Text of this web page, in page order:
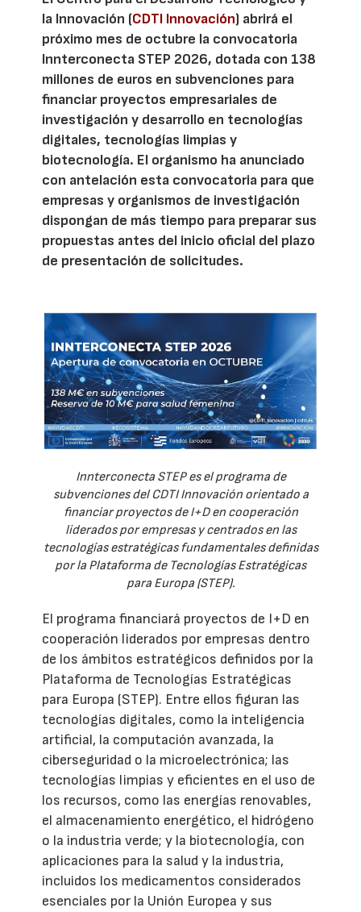
la Innovación (CDTI Innovación) abrirá el
próximo mes de octubre la convocatoria
Innterconecta STEP 2026, dotada con 138
millones de euros en subvenciones para
financiar proyectos empresariales de
investigación y desarrollo en tecnologías
digitales, tecnologías limpias y
biotecnología. El organismo ha anunciado
con antelación esta convocatoria para que
empresas y organismos de investigación
dispongan de más tiempo para preparar sus
propuestas antes del inicio oficial del plazo
de presentación de solicitudes.
Innterconecta STEP es el programa de
subvenciones del CDTI Innovación orientado a
financiar proyectos de I+D en cooperación
liderados por empresas y centrados en las
tecnologías estratégicas fundamentales definidas
por la Plataforma de Tecnologías Estratégicas
para Europa (STEP).
El programa financiará proyectos de I+D en
cooperación liderados por empresas dentro
de los ámbitos estratégicos definidos por la
Plataforma de Tecnologías Estratégicas
para Europa (STEP). Entre ellos figuran las
tecnologías digitales, como la inteligencia
artificial, la computación avanzada, la
ciberseguridad o la microelectrónica; las
tecnologías limpias y eficientes en el uso de
los recursos, como las energías renovables,
el almacenamiento energético, el hidrógeno
o la industria verde; y la biotecnología, con
aplicaciones para la salud y la industria,
incluidos los medicamentos considerados
esenciales por la Unión Europea y sus